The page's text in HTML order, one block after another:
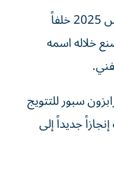
تولى تيكي تدريب طرابزون سبور في مارس 2025 خلفاً
خلاله اسمه
سبور للتتويج
2026، ليضيف إنجازاً جديداً إلى